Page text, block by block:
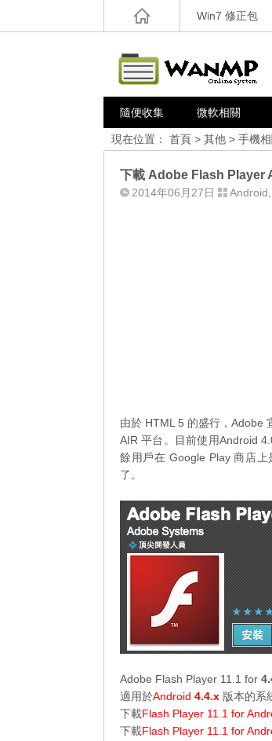
Win7 修正包
隨便收集 微軟相關
現在位置： 首頁 > 其他 > 手機
下載 Adobe Flash Player
2014年06月27日 Android
由於 HTML 5 的盛行，Adobe
AIR 平台。目前使用Android
餘用戶在 Google Play 商店
了。
Adobe Flash Player 11.1 for
適用於Android 4.4.x 版本的系
下載Flash Player 11.1 for
下載Flash Player 11.1 for